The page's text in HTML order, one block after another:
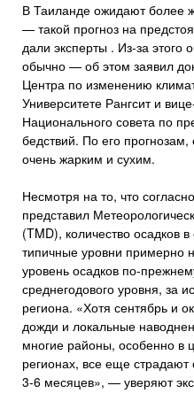
В Таиланде ожидают более
— такой прогноз на
дали эксперты . Из-за этого
обычно — об этом заявил
Центра по изменению
Университете Рангсит и
Национального совета по
бедствий. По его
очень жарким и сухим.
Несмотря на то, что
представил
(TMD), количество осадков
типичные уровни примерно
уровень осадков по-
среднегодового уровня, за
региона. «Хотя сентябрь и
дожди и локальные
многие районы, особенно в
регионах, все еще страдают
3-6 месяцев», — уверяют